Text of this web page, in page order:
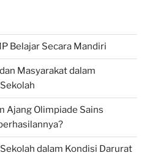
Belajar Secara Mandiri
Masyarakat dalam
Ajang Olimpiade Sains
dalam Kondisi Darurat